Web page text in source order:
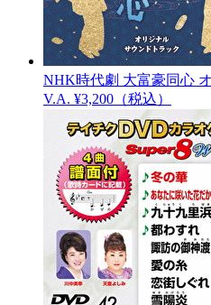
NHK時代劇 大富豪同心
V.A. ¥3,200（税込）